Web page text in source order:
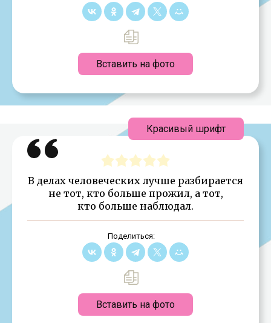
Вставить на фото
В делах человеческих лучше разбирается
не тот, кто больше прожил, а тот,
кто больше наблюдал.
Поделиться:
Вставить на фото
Красивый шрифт